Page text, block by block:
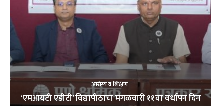
आरोग्य व शिक्षण
‘एमआयटी एडीटी’ विद्यापीठाचा मंगळवारी ११वा वर्धापन दिन